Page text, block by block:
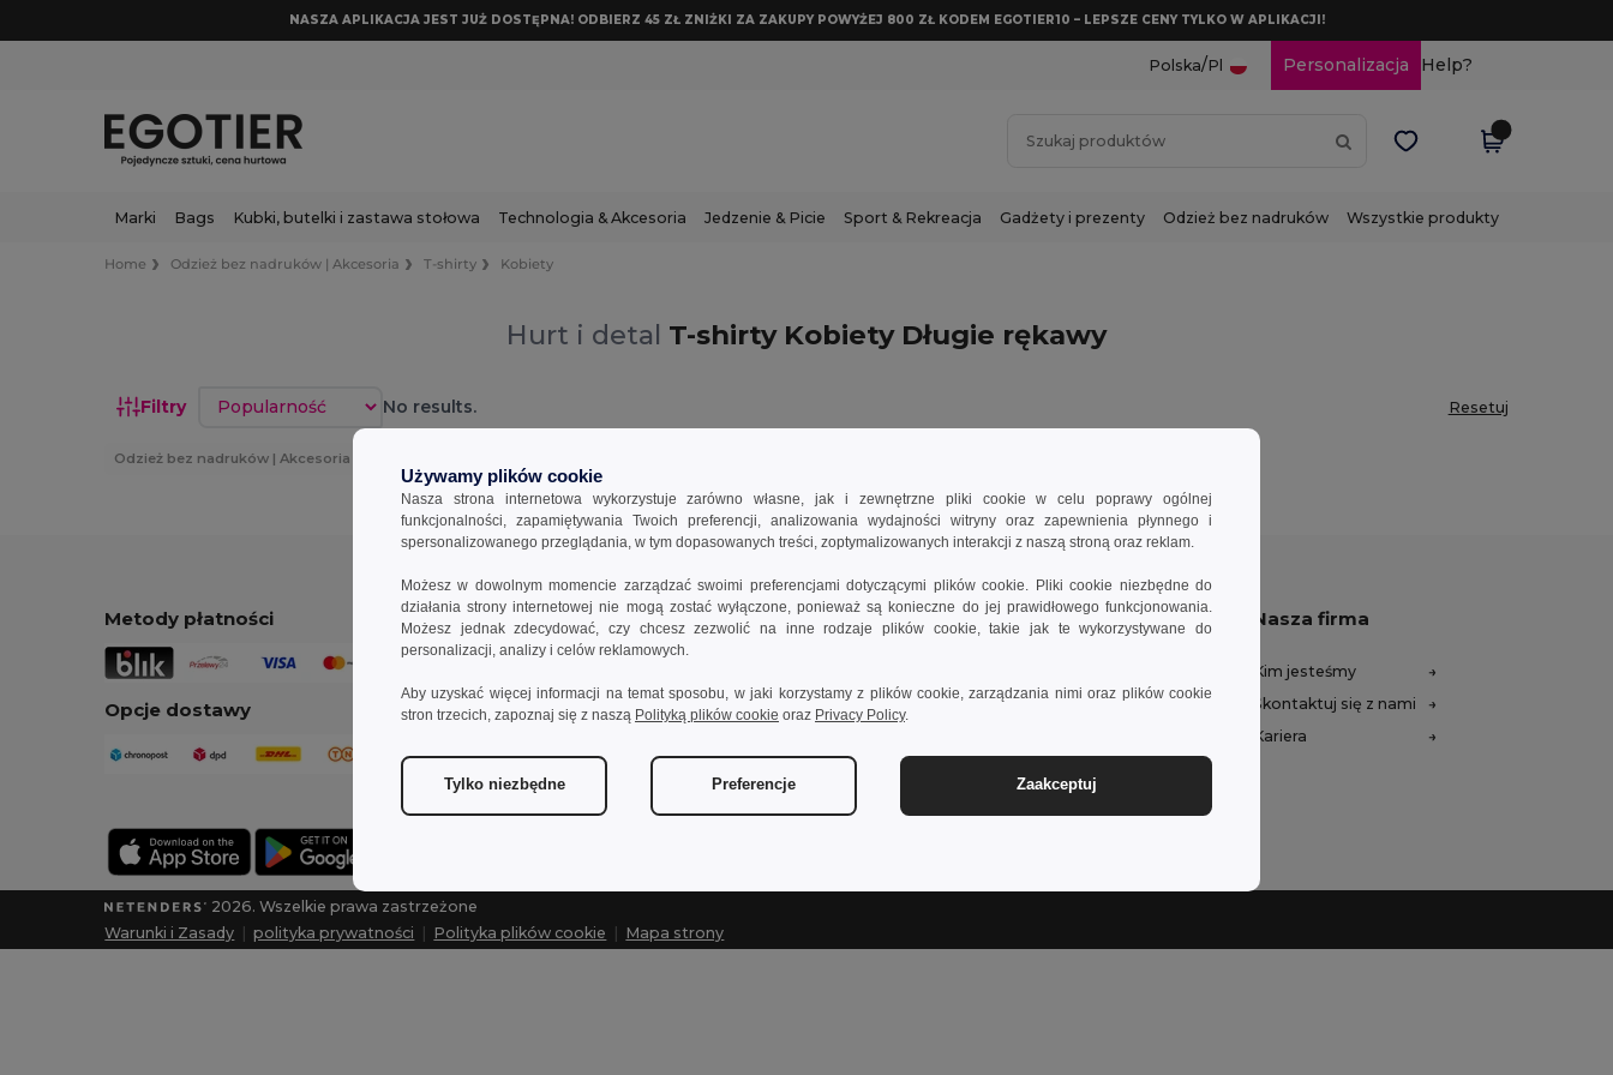
NASZA APLIKACJA JEST JUŻ DOSTĘPNA! ODBIERZ 45 ZŁ ZNIŻKI ZA ZAKUPY POWYŻEJ 800 ZŁ KODEM EGOTIER10 – LEPSZE CENY TYLKO W APLIKACJI!
Polska/Pl Personalizacja Help?
Marki Bags Kubki, butelki i zastawa stołowa Technologia & Akcesoria Jedzenie & Picie Sport & Rekreacja Gadżety i prezenty Odzież bez nadruków Wszystkie produkty
Home Odzież bez nadruków | Akcesoria T-shirty Kobiety
Hurt i detal T-shirty Kobiety Długie rękawy
Filtry Sortuj według No results. Resetuj
Odzież bez nadruków | Akcesoria
Metody płatności
Opcje dostawy
Skontaktuj się z nami
customerservice@egotier.pl
sales@egotier.pl
Pozwól nam pomóc
Ceny Hurtowe
Nasza firma
Kim jesteśmy
Skontaktuj się z nami
Kariera
2026. Wszelkie prawa zastrzeżone
Warunki i Zasady |polityka prywatności Polityka plików cookie Mapa strony
Używamy plików cookie
Nasza strona internetowa wykorzystuje zarówno własne, jak i zewnętrzne pliki cookie w celu poprawy ogólnej
funkcjonalności, zapamiętywania Twoich preferencji, analizowania wydajności witryny oraz zapewnienia płynnego i
spersonalizowanego przeglądania, w tym dopasowanych treści, zoptymalizowanych interakcji z naszą stroną oraz reklam.
Możesz w dowolnym momencie zarządzać swoimi preferencjami dotyczącymi plików cookie. Pliki cookie niezbędne do
działania strony internetowej nie mogą zostać wyłączone, ponieważ są konieczne do jej prawidłowego funkcjonowania.
Możesz jednak zdecydować, czy chcesz zezwolić na inne rodzaje plików cookie, takie jak te wykorzystywane do
personalizacji, analizy i celów reklamowych.
Aby uzyskać więcej informacji na temat sposobu, w jaki korzystamy z plików cookie, zarządzania nimi oraz plików cookie
stron trzecich, zapoznaj się z naszą Polityką plików cookie oraz Privacy Policy.
Tylko niezbędne Preferencje Zaakceptuj